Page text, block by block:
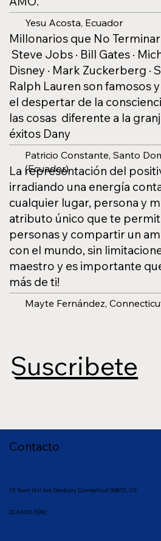
Yesu Acosta, Ecuador
Millonarios que No
Steve Jobs · Bill Gates ·
Disney · Mark Zuckerberg ·
Ralph Lauren son famosos
el despertar de la
las cosas diferente a la
éxitos Dany
Patricio Constante, Santo
(Ecuador)
La representación del
irradiando una energía
cualquier lugar, persona y
atributo único que te
personas y compartir un
con el mundo, sin
maestro y es importante
más de ti!
Mayte Fernández,
Suscribete
Contacto
10 Town Hill Ave, Danbury Connecticut 06810, US
203-600-5082